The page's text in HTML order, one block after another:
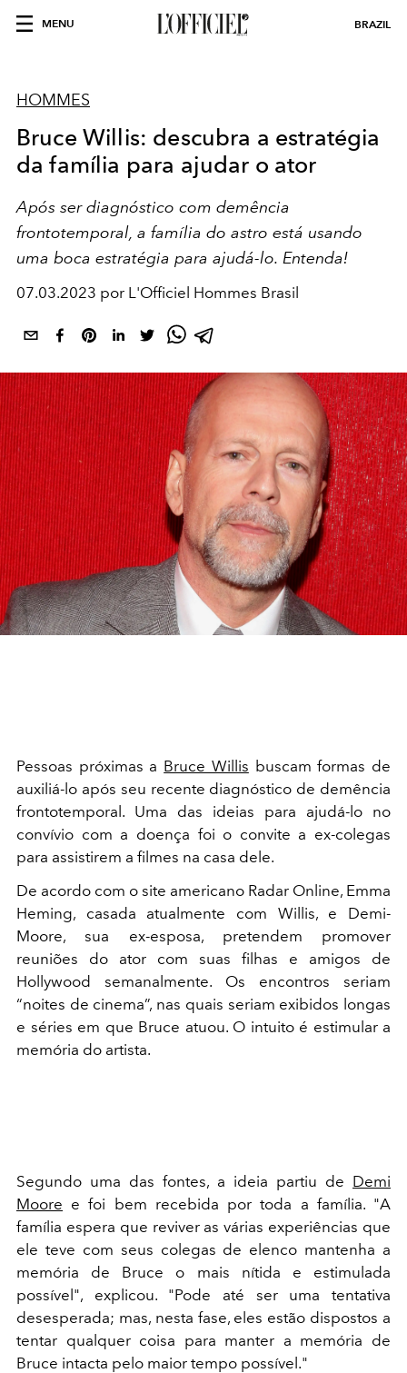
MENU BRAZIL
HOMMES
Bruce Willis: descubra a estratégia
da família para ajudar o ator
Após ser diagnóstico com demência
frontotemporal, a família do astro está usando
uma boca estratégia para ajudá-lo. Entenda!
07.03.2023 por L'Officiel Hommes Brasil
Pessoas próximas a Bruce Willis buscam formas de
auxiliá-lo após seu recente diagnóstico de demência
frontotemporal. Uma das ideias para ajudá-lo no
convívio com a doença foi o convite a ex-colegas
para assistirem a filmes na casa dele.
De acordo com o site americano Radar Online, Emma
Heming, casada atualmente com Willis, e Demi-
Moore, sua ex-esposa, pretendem promover
reuniões do ator com suas filhas e amigos de
Hollywood semanalmente. Os encontros seriam
“noites de cinema”, nas quais seriam exibidos longas
e séries em que Bruce atuou. O intuito é estimular a
memória do artista.
Segundo uma das fontes, a ideia partiu de Demi
Moore e foi bem recebida por toda a família. "A
família espera que reviver as várias experiências que
ele teve com seus colegas de elenco mantenha a
memória de Bruce o mais nítida e estimulada
possível", explicou. "Pode até ser uma tentativa
desesperada; mas, nesta fase, eles estão dispostos a
tentar qualquer coisa para manter a memória de
Bruce intacta pelo maior tempo possível."